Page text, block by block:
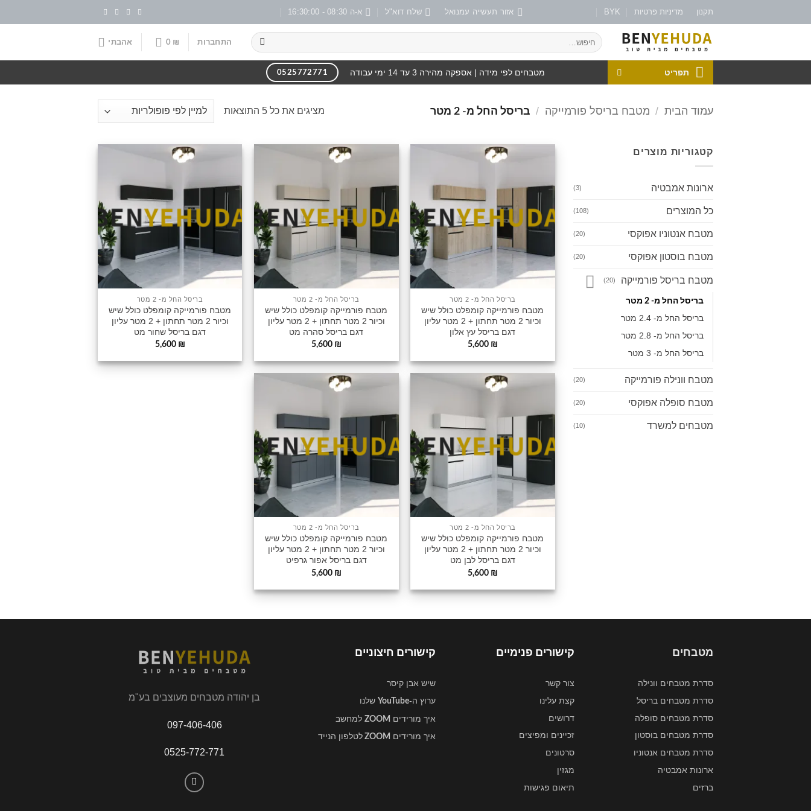
תקנון מדיניות פרטיות BYK אזור תעשייה עמנואל שלח דוא"ל א-ה 08:30 - 16:30:00
התחברות 0 ₪ אהבתי
תפריט מטבחים לפי מידה | אספקה מהירה 3 עד 14 ימי עבודה 0525772771
עמוד הבית / מטבח בריסל פורמייקה / בריסל החל מ- 2 מטר מציגים את כל ⁦5⁩ התוצאות
קטגוריות מוצרים
ארונות אמבטיה (3)
כל המוצרים (108)
מטבח אנטוניו אפוקסי (20)
מטבח בוסטון אפוקסי (20)
מטבח בריסל פורמייקה (20)
בריסל החל מ- 2 מטר
בריסל החל מ- 2.4 מטר
בריסל החל מ- 2.8 מטר
בריסל החל מ- 3 מטר
מטבח וונילה פורמייקה (20)
מטבח סופלה אפוקסי (20)
מטבחים למשרד (10)
לרשימה
בריסל החל מ- 2 מטר
מטבח פורמייקה קומפלט כולל שיש
וכיור 2 מטר תחתון + 2 מטר עליון
דגם בריסל עץ אלון
5,600 ₪
לרשימה
בריסל החל מ- 2 מטר
מטבח פורמייקה קומפלט כולל שיש
וכיור 2 מטר תחתון + 2 מטר עליון
דגם בריסל סהרה מט
5,600 ₪
לרשימה
בריסל החל מ- 2 מטר
מטבח פורמייקה קומפלט כולל שיש
וכיור 2 מטר תחתון + 2 מטר עליון
דגם בריסל שחור מט
5,600 ₪
לרשימה
בריסל החל מ- 2 מטר
מטבח פורמייקה קומפלט כולל שיש
וכיור 2 מטר תחתון + 2 מטר עליון
דגם בריסל לבן מט
5,600 ₪
לרשימה
בריסל החל מ- 2 מטר
מטבח פורמייקה קומפלט כולל שיש
וכיור 2 מטר תחתון + 2 מטר עליון
דגם בריסל אפור גרפיט
5,600 ₪
מטבחים
סדרת מטבחים וונילה
סדרת מטבחים בריסל
סדרת מטבחים סופלה
סדרת מטבחים בוסטון
סדרת מטבחים אנטוניו
ארונות אמבטיה
ברזים
קישורים פנימיים
צור קשר
קצת עלינו
דרושים
זכיינים ומפיצים
סרטונים
מגזין
תיאום פגישות
קישורים חיצוניים
שיש אבן קיסר
ערוץ ה-YouTubeשלנו
איך מורידים ZOOMלמחשב
איך מורידים ZOOM לטלפון הנייד
בן יהודה מטבחים מעוצבים בע"מ
097-406-406
0525-772-771